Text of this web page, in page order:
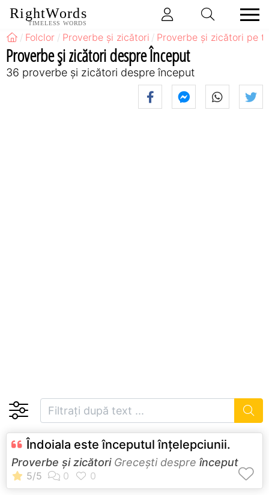
RightWords
TIMELESS WORDS
Folclor Proverbe și zicători Proverbe și zicători pe
Proverbe și zicători despre Început
36 proverbe și zicători despre început
Îndoiala este începutul înțelepciunii.
Proverbe și zicătoriGreceşti despre început